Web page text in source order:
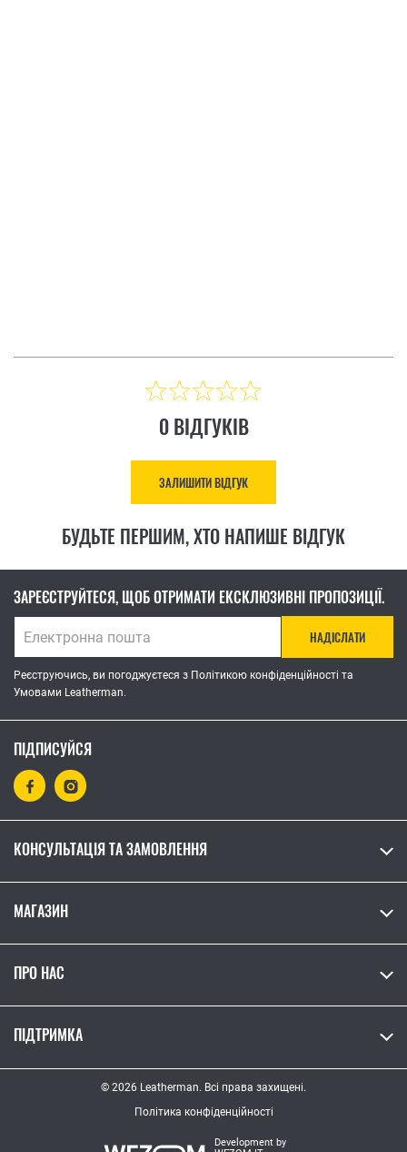
0 ВІДГУКІВ
ЗАЛИШИТИ ВІДГУК
БУДЬТЕ ПЕРШИМ, ХТО НАПИШЕ ВІДГУК
ЗАРЕЄСТРУЙТЕСЯ, ЩОБ ОТРИМАТИ ЕКСКЛЮЗИВНІ ПРОПОЗИЦІЇ.
НАДІСЛАТИ
Реєструючись, ви погоджуєтеся з Політикою конфіденційності та
Умовами Leatherman.
ПІДПИСУЙСЯ
КОНСУЛЬТАЦІЯ ТА ЗАМОВЛЕННЯ
МАГАЗИН
ПРО НАС
ПІДТРИМКА
© 2026 Leatherman. Всі права захищені.
Політика конфіденційності
Development by